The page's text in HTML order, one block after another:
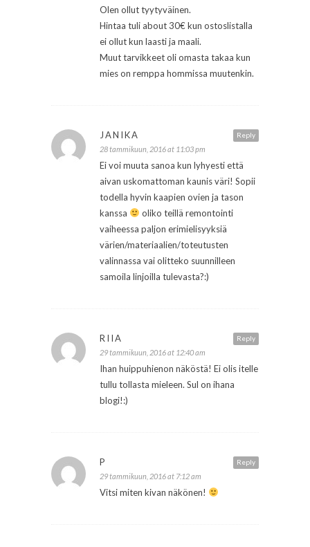
Olen ollut tyytyväinen.
Hintaa tuli about 30€ kun ostoslistalla
ei ollut kun laasti ja maali.
Muut tarvikkeet oli omasta takaa kun
mies on remppa hommissa muutenkin.
Reply
JANIKA
28 tammikuun, 2016 at 11:03 pm
Ei voi muuta sanoa kun lyhyesti että
aivan uskomattoman kaunis väri! Sopii
todella hyvin kaapien ovien ja tason
kanssa
oliko teillä remontointi
vaiheessa paljon erimielisyyksiä
värien/materiaalien/toteutusten
valinnassa vai olitteko suunnilleen
samoila linjoilla tulevasta?:)
Reply
RIIA
29 tammikuun, 2016 at 12:40 am
Ihan huippuhienon näköstä! Ei olis itelle
tullu tollasta mieleen. Sul on ihana
blogi!:)
Reply
P
29 tammikuun, 2016 at 7:12 am
Vitsi miten kivan näkönen!